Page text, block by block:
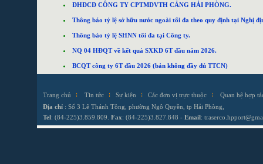
ĐHĐCĐ CÔNG TY CPTMDVTH CẢNG HẢI PHÒNG.
Thông báo tỷ lệ sở hữu nước ngoài tối đa theo quy định tại Nghị
Thông báo tỷ lệ SHNN tối đa tại Công ty.
NQ 04 HĐQT về kết quả SXKD 6T đầu năm 2026.
BCQT công ty 6T đầu 2026 (bản không đầy đủ TTCN)
Trang chủ Tin tức Sự kiện Các đơn vị trực thuộc
Quan hệ hợp
Địa chỉ: Số 3 Lê Thánh Tông, phường Ngô Quyền, tp Hải Phòng,
Tel: (84-225)3.859.809. Fax: (84-225)3.827.848 - Email: